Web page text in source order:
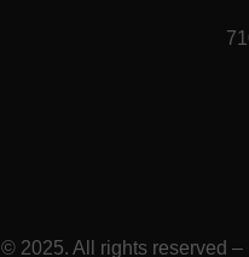
© 2025. All rights reserved –